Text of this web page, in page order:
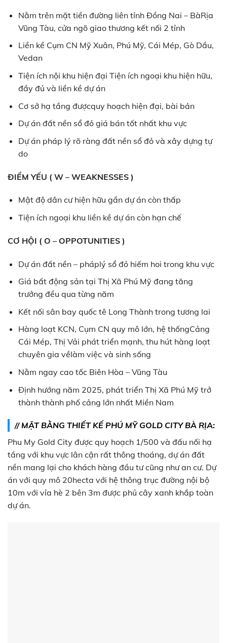
Nằm trên mặt tiền đường liên tỉnh Đồng Nai – BàRịa
Vũng Tàu, cửa ngõ giao thương kết nối 2 tỉnh
Liền kề Cụm CN Mỹ Xuân, Phú Mỹ, Cái Mép, Gò Dầu,
Vedan
Tiện ích nội khu hiện đại Tiện ích ngoại khu hiện hữu,
đầy đủ và liền kề dự án
Cơ sở hạ tầng đượcquy hoạch hiện đại, bài bản
Dự án đất nền sổ đỏ giá bán tốt nhất khu vực
Dự án pháp lý rõ ràng đất nền sổ đỏ và xây dựng tự
do
ĐIỂM YẾU ( W – WEAKNESSES )
Mật độ dân cư hiện hữu gần dự án còn thấp
Tiện ích ngoại khu liền kề dự án còn hạn chế
CƠ HỘI ( O – OPPOTUNITIES )
Dự án đất nền – pháplý sổ đỏ hiếm hoi trong khu vực
Giá bất động sản tại Thị Xã Phú Mỹ đang tăng
trưởng đều qua từng năm
Kết nối sân bay quốc tê Long Thành trong tương lai
Hàng loạt KCN, Cụm CN quy mô lớn, hệ thốngCảng
Cái Mép, Thị Vải phát triển mạnh, thu hút hàng loạt
chuyên gia vềlàm việc và sinh sống
Nằm ngay cao tốc Biên Hòa – Vũng Tàu
Định hướng năm 2025, phát triển Thị Xã Phú Mỹ trở
thành thành phố cảng lớn nhất Miền Nam
// MẶT BẰNG THIẾT KẾ PHÚ MỸ GOLD CITY BÀ RỊA:
Phu My Gold City được quy hoạch 1/500 và đấu nối hạ
tầng với khu vực lân cận rất thông thoáng, dự án đất
nền mang lại cho khách hàng đầu tư cũng như an cư. Dự
án với quy mô 20hecta với hệ thông trục đường nội bộ
10m với vỉa hè 2 bên 3m được phủ cây xanh khắp toàn
dự án.